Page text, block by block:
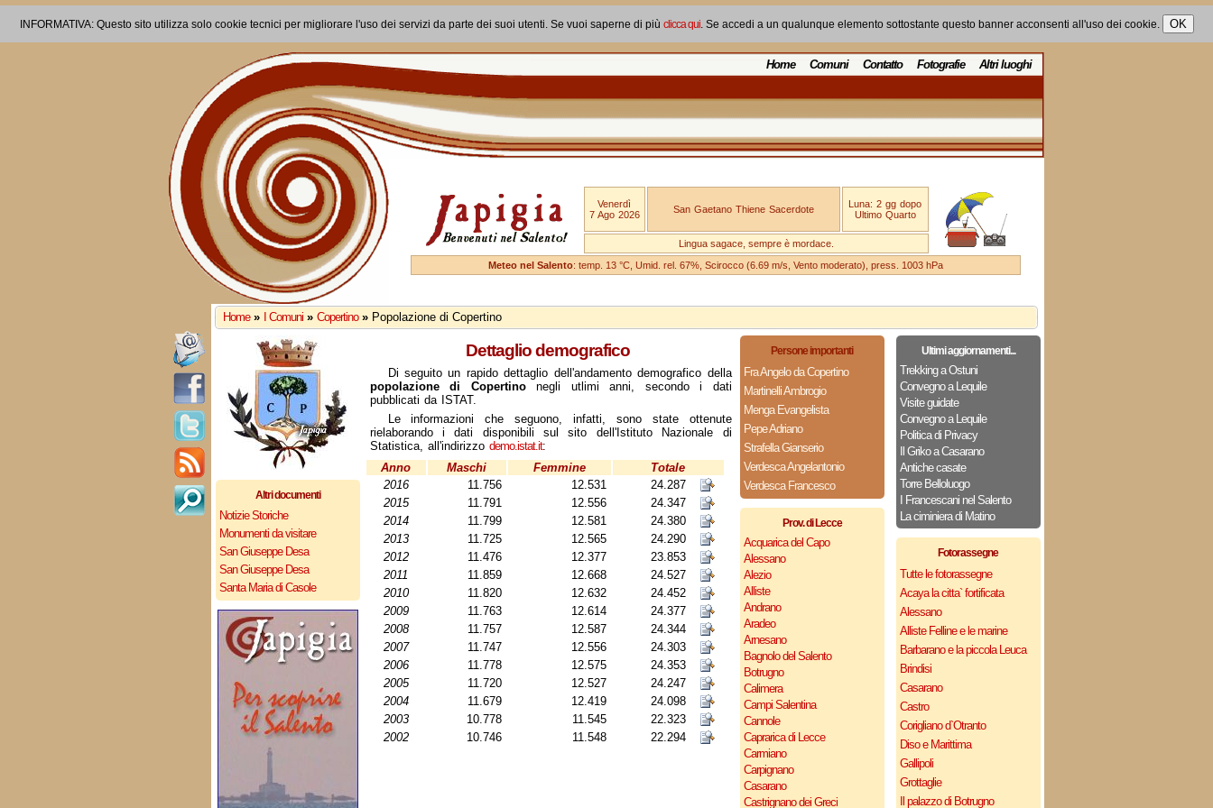
INFORMATIVA: Questo sito utilizza solo cookie tecnici per migliorare l'uso dei servizi da parte dei suoi utenti. Se vuoi saperne di più clicca qui. Se accedi a un qualunque elemento sottostante questo banner acconsenti all'uso dei cookie.
Home Comuni Contatto Fotografie Altri luoghi
Venerdì
7 Ago 2026
San Gaetano Thiene Sacerdote
Luna: 2 gg dopo
Ultimo Quarto
Lingua sagace, sempre è mordace.
Meteo nel Salento: temp. 13 °C, Umid. rel. 67%, Scirocco (6.69 m/s, Vento moderato), press. 1003 hPa
Home » I Comuni » Copertino » Popolazione di Copertino
Altri documenti
Notizie Storiche
Monumenti da visitare
San Giuseppe Desa
San Giuseppe Desa
Santa Maria di Casole
Persone importanti
Fra Angelo da Copertino
Martinelli Ambrogio
Menga Evangelista
Pepe Adriano
Strafella Gianserio
Verdesca Angelantonio
Verdesca Francesco
Prov. di Lecce
Acquarica del Capo
Alessano
Alezio
Alliste
Andrano
Aradeo
Arnesano
Bagnolo del Salento
Botrugno
Calimera
Campi Salentina
Cannole
Caprarica di Lecce
Carmiano
Carpignano
Casarano
Castrignano dei Greci
Dettaglio demografico
Di seguito un rapido dettaglio dell'andamento demografico della
popolazione di Copertinonegli utlimi anni, secondo i dati
pubblicati da ISTAT.
Le informazioni che seguono, infatti, sono state ottenute
rielaborando i dati disponibili sul sito dell'Istituto Nazionale di
Statistica, all'indirizzo demo.istat.it:
Anno
Maschi Femmine
Totale
2016
11.756 12.531
24.287
2015
11.791 12.556
24.347
2014
11.799 12.581
24.380
2013
11.725 12.565
24.290
2012
11.476 12.377
23.853
2011
11.859 12.668
24.527
2010
11.820 12.632
24.452
2009
11.763 12.614
24.377
2008
11.757 12.587
24.344
2007
11.747 12.556
24.303
2006
11.778 12.575
24.353
2005
11.720 12.527
24.247
2004
11.679 12.419
24.098
2003
10.778 11.545
22.323
2002
10.746 11.548 22.294
Ultimi aggiornamenti...
Trekking a Ostuni
Convegno a Lequile
Visite guidate
Convegno a Lequile
Politica di Privacy
Il Griko a Casarano
Antiche casate
Torre Belloluogo
I Francescani nel Salento
La ciminiera di Matino
Fotorassegne
Tutte le fotorassegne
Acaya la citta` fortificata
Alessano
Alliste Felline e le marine
Barbarano e la piccola Leuca
Brindisi
Casarano
Castro
Corigliano d`Otranto
Diso e Marittima
Gallipoli
Grottaglie
Il palazzo di Botrugno